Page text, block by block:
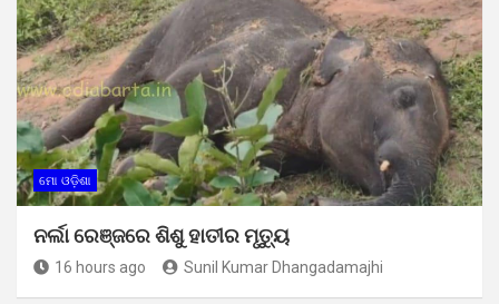
ମୋ ଓଡ଼ିଶା
ନର୍ଲା ରେଞ୍ଜରେ ଶିଶୁ ହାତୀର ମୃତ୍ୟୁ
16 hours ago Sunil Kumar Dhangadamajhi